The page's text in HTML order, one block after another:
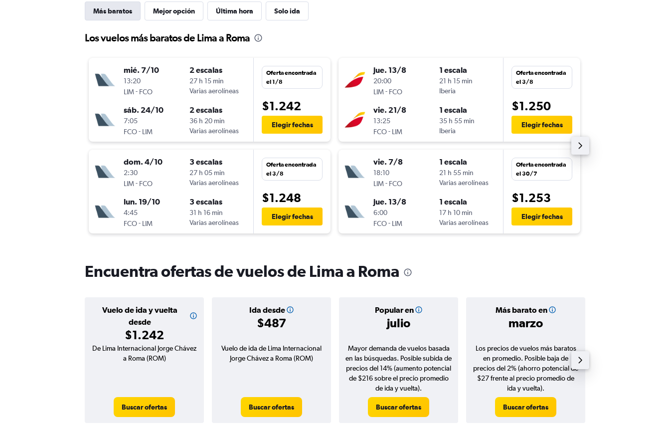
Más baratos Mejor opción Última hora Solo ida
Los vuelos más baratos de Lima a Roma
mié. 7/10
13:20
LIM- FCO
2 escalas
27 h 15 min
Varias aerolíneas
sáb. 24/10
7:05
FCO- LIM
2 escalas
36 h 20 min
Varias aerolíneas
Oferta encontrada
el 1/8
$1.242
Elegir fechas
dom. 4/10
2:30
LIM- FCO
3 escalas
27 h 05 min
Varias aerolíneas
lun. 19/10
4:45
FCO- LIM
3 escalas
31 h 16 min
Varias aerolíneas
Oferta encontrada
el 3/8
$1.248
Elegir fechas
jue. 13/8
20:00
LIM- FCO
1 escala
21 h 15 min
Iberia
vie. 21/8
13:25
FCO- LIM
1 escala
35 h 55 min
Iberia
Oferta encontrada
el 3/8
$1.250
Elegir fechas
vie. 7/8
18:10
LIM- FCO
1 escala
21 h 55 min
Varias aerolíneas
jue. 13/8
6:00
FCO- LIM
1 escala
17 h 10 min
Varias aerolíneas
Oferta encontrada
el 30/7
$1.253
Elegir fechas
Encuentra ofertas de vuelos de Lima a Roma
Vuelo de ida y vuelta
desde
$1.242
Ida desde
$487
Popular en
julio
Más barato en
marzo
De Lima Internacional Jorge Chávez
a Roma (ROM)
Buscar ofertas
Vuelo de ida de Lima Internacional
Jorge Chávez a Roma (ROM)
Buscar ofertas
Mayor demanda de vuelos basada
en las búsquedas. Posible subida de
precios del 14% (aumento potencial
de $216 sobre el precio promedio
de ida y vuelta).
Buscar ofertas
Los precios de vuelos más baratos
en promedio. Posible baja de
precios del 2% (ahorro potencial de
$27 frente al precio promedio de
ida y vuelta).
Buscar ofertas